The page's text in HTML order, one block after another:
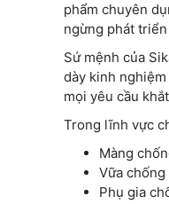
phẩm chuyên
ngừng phát
Sứ mệnh của
dày kinh
mọi yêu cầu
Trong lĩnh vực
Màng
Vữa chống
Phụ gia